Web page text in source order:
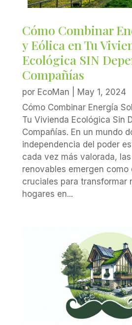
Cómo Combinar
y Eólica en Tu
Ecológica SIN
Compañías
por EcoMan
May 1, 2024
Cómo Combinar Energía
Tu Vivienda Ecológica Sin
Compañías. En un mundo
independencia del poder
cada vez más valorada,
renovables emergen como
cruciales para transformar
hogares en...